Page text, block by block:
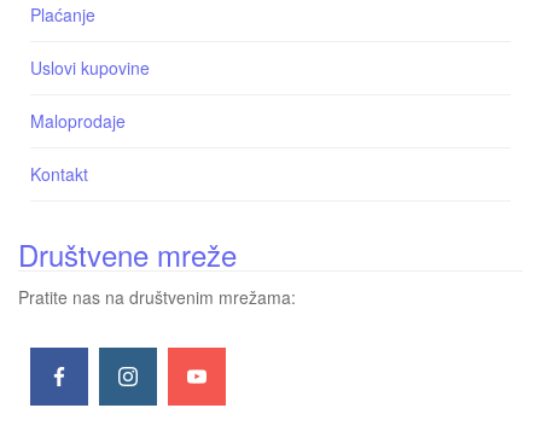
Plaćanje
Uslovi kupovine
Maloprodaje
Kontakt
Društvene mreže
Pratite nas na društvenim mrežama: